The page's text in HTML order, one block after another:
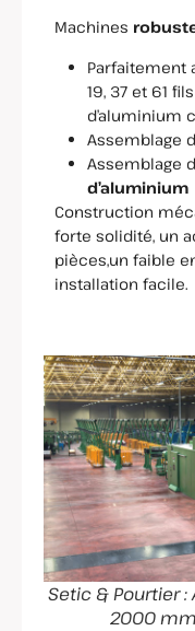
Machines
Parfaitement
19, 37 et 61
d’aluminium
Assemblage
Assemblage
d’aluminium
Construction
forte solidité, un
pièces,un faible
installation facile.
Setic & Pourtier
2000 mm